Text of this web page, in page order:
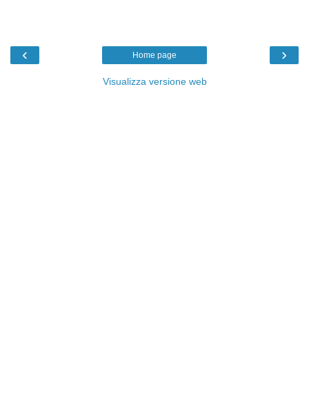
‹ ›
Home page
Visualizza versione web